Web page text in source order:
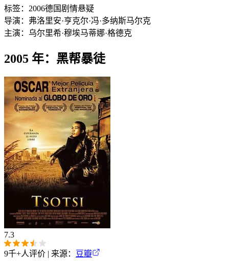
标签： 2006德国 剧情悬疑
导演： 弗洛里安·亨克尔·冯·多纳斯马尔克
主演： 乌尔里希·穆埃马蒂娜·格德克
2005 年：黑帮暴徒
7.3
9千+人评价 | 来源：
豆瓣